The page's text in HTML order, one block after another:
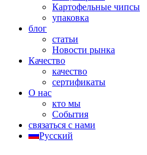
Картофельные чипсы
упаковка
блог
статьи
Новости рынка
Качество
качество
сертификаты
О нас
кто мы
События
связаться с нами
Русский